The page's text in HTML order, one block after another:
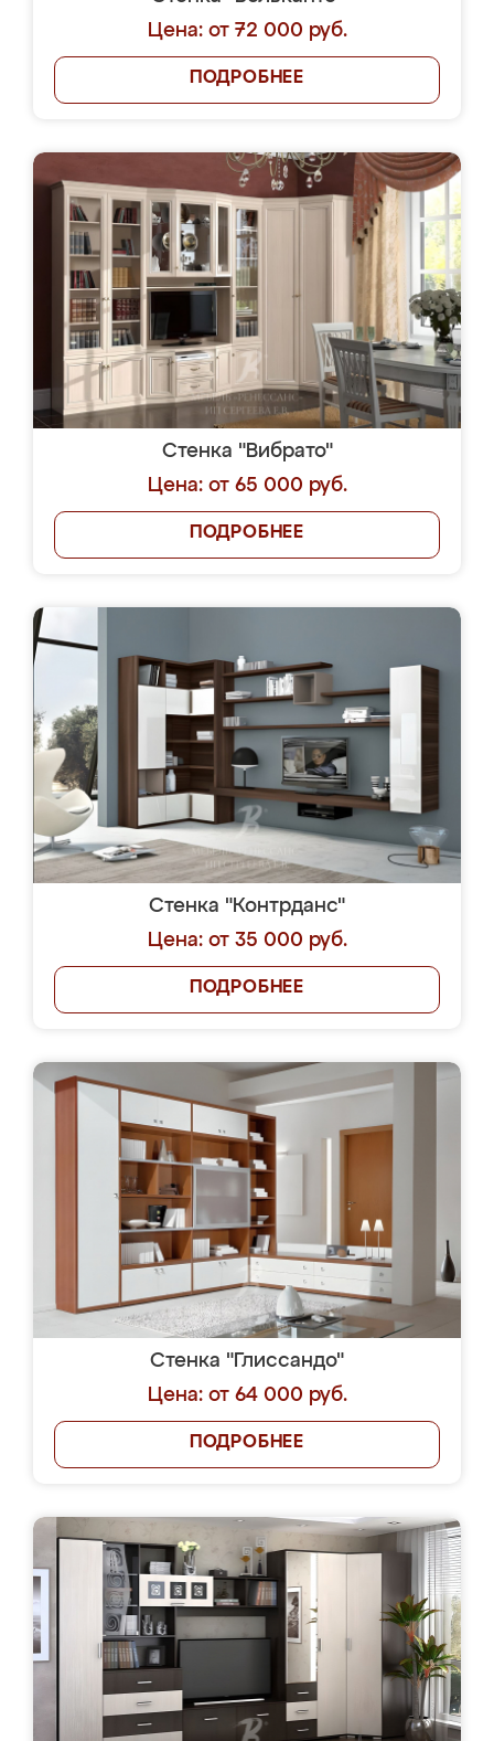
Цена: от 72 000 руб.
ПОДРОБНЕЕ
Стенка "Вибрато"
Цена: от 65 000 руб.
ПОДРОБНЕЕ
Стенка "Контрданс"
Цена: от 35 000 руб.
ПОДРОБНЕЕ
Стенка "Глиссандо"
Цена: от 64 000 руб.
ПОДРОБНЕЕ